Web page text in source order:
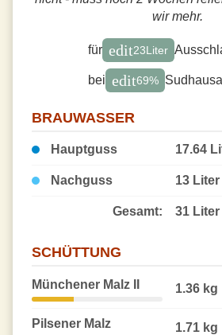
wir mehr.
für edit23Liter
bei edit69%
BRAUWASSER
Hauptguss 17.64
Nachguss 13 Liter
Gesamt: 31 Liter
SCHÜTTUNG
Münchener Malz II 1.36 kg
Pilsener Malz 1.71 kg